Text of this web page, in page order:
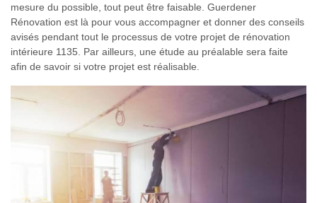
mesure du possible, tout peut être faisable. Guerdener
Rénovation est là pour vous accompagner et donner des conseils
avisés pendant tout le processus de votre projet de rénovation
intérieure 1135. Par ailleurs, une étude au préalable sera faite
afin de savoir si votre projet est réalisable.